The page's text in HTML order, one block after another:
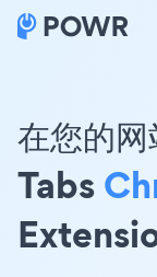
在您的
Tabs